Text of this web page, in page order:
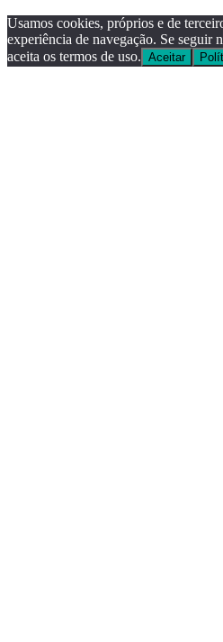
Usamos cookies, próprios e de
experiência de navegação. Se seguir
aceita os termos de uso. Aceitar